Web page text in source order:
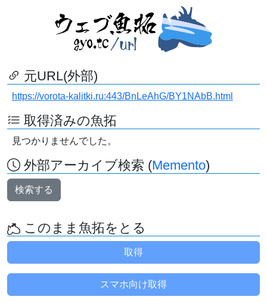
元URL(外部)
https://vorota-kalitki.ru:443/BnLeAhG/BY1NAbB.html
取得済みの魚拓
見つかりませんでした。
外部アーカイブ検索 (Memento)
検索する
このまま魚拓をとる